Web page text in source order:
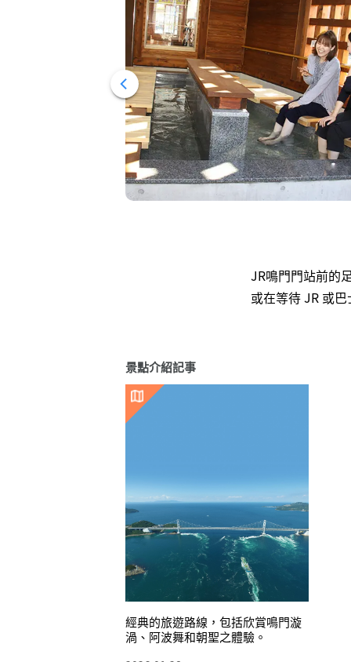
JR鳴門門站前的
或在等待 JR 或
景點介紹記事
經典的旅遊路線，包括欣賞鳴門漩
渦、阿波舞和朝聖之體驗。